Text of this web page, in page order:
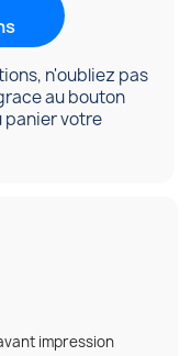
n'oubliez pas
au bouton
panier votre
impression